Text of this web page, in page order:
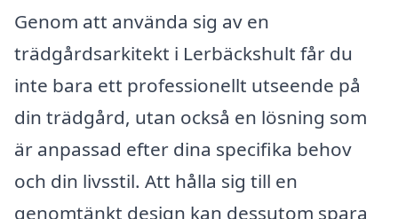
Genom att använda sig av en
trädgårdsarkitekt i Lerbäckshult får du
inte bara ett professionellt utseende på
din trädgård, utan också en lösning som
är anpassad efter dina specifika behov
och din livsstil. Att hålla sig till en
genomtänkt design kan dessutom spara